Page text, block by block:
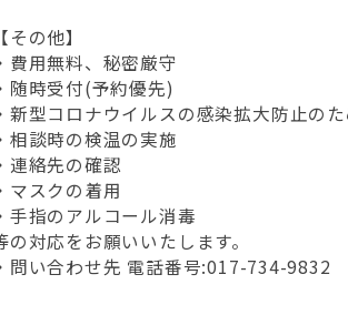
【その他】
費用無料、秘密厳守
随時受付(予約優先)
新型コロナウイルスの感染拡大防止のた
相談時の検温の実施
連絡先の確認
マスクの着用
手指のアルコール消毒
の対応をお願いいたします。
問い合わせ先 電話番号:017-734-9832